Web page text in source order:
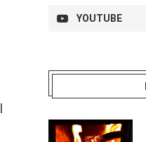
YOUTUBE